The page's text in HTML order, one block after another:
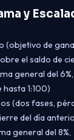
y
(objetivo de
el saldo de
general del 6%,
1:100)
(dos fases,
del día
general del 8%,